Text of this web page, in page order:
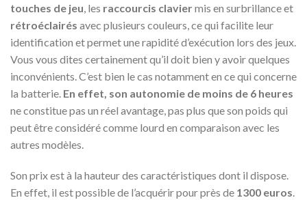
touches de jeu , les raccourcis claviermis en surbrillance et
rétroéclairés avec plusieurs couleurs, ce qui facilite leur
identification et permet une rapidité d’exécution lors des jeux.
Vous vous dites certainement qu’il doit bien y avoir quelques
inconvénients. C’est bien le cas notamment en ce qui concerne
la batterie. En effet, son autonomie de moins de 6 heures
ne constitue pas un réel avantage, pas plus que son poids qui
peut être considéré comme lourd en comparaison avec les
autres modèles.
Son prix est à la hauteur des caractéristiques dont il dispose.
En effet, il est possible de l’acquérir pour près de 1300 euros.